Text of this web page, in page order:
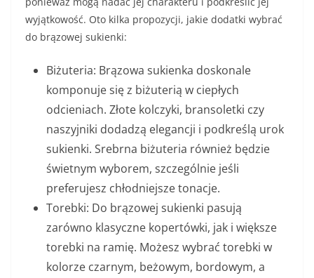
wyjątkowość. Oto kilka propozycji, jakie dodatki wybrać
do brązowej sukienki:
Biżuteria: Brązowa sukienka doskonale
komponuje się z biżuterią w ciepłych
odcieniach. Złote kolczyki, bransoletki czy
naszyjniki dodadzą elegancji i podkreślą urok
sukienki. Srebrna biżuteria również będzie
świetnym wyborem, szczególnie jeśli
preferujesz chłodniejsze tonacje.
Torebki: Do brązowej sukienki pasują
zarówno klasyczne kopertówki, jak i większe
torebki na ramię. Możesz wybrać torebki w
kolorze czarnym, beżowym, bordowym, a